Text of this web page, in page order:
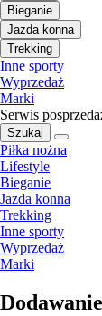
Bieganie
Jazda konna
Trekking
Inne sporty
Wyprzedaż
Marki
Serwis
Szukaj
Piłka nożna
Lifestyle
Bieganie
Jazda konna
Trekking
Inne sporty
Wyprzedaż
Marki